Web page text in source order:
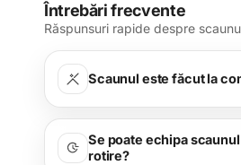
Întrebări frecvente
Răspunsuri rapide despre
Scaunul este făcut la
Se poate echipa
rotire?